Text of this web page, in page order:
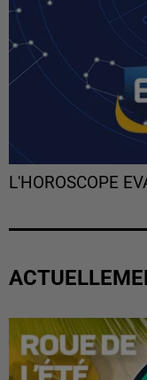
L'HOROSCOPE